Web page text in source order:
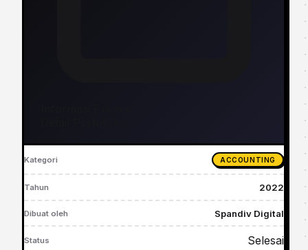
Kategori ACCOUNTING
Tahun 2022
Dibuat oleh Spandiv Digital
Status Selesai